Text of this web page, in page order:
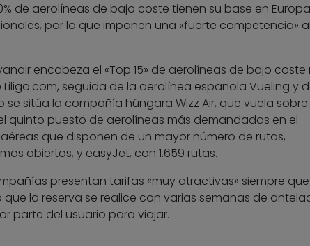
de aerolíneas de bajo coste tienen su base en
por lo que imponen una «fuerte competencia»
encabeza el «Top 15» de aerolíneas de bajo coste
seguida de la aerolínea española Vueling y
se sitúa la compañía húngara Wizz Air, que vuela
quinto puesto de aerolíneas más demandadas en el
que disponen de un mayor número de rutas,
abiertos, y easyJet, con 1.659 rutas.
presentan tarifas «muy atractivas» siempre
la reserva se realice con varias semanas de
parte del usuario para viajar.